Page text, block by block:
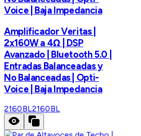
Voice | Baja Impedancia
Amplificador Veritas |
2x160W a 4Ω | DSP
Avanzado | Bluetooth 5.0 |
Entradas Balanceadas y
No Balanceadas | Opti-
Voice | Baja Impedancia
2160BL2160BL